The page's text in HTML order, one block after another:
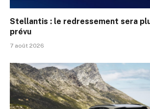
Stellantis : le redressement sera
prévu
7 août 2026